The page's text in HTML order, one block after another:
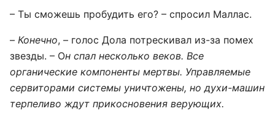
– Ты сможешь пробудить его? – спросил Маллас.
– Конечно, – голос Дола потрескивал из-за помех
звезды. – Он спал несколько веков. Все
органические компоненты мертвы. Управляемые
сервиторами системы уничтожены, но духи-машин
терпеливо ждут прикосновения верующих.